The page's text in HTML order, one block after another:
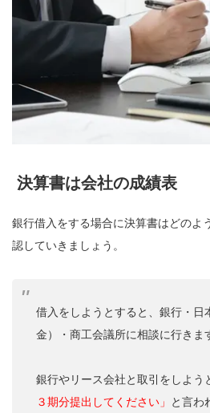
決算書は会社の成績表
銀行借入をする場合に決算書はどのよ
認していきましょう。
借入をしようとすると、銀行・日
金）・商工会議所に相談に行きま
銀行やリース会社と取引をしよう
３期分提出してください」
と言わ